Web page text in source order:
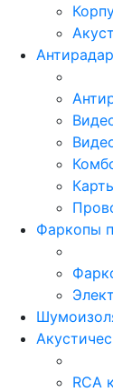
Фаркопы
RCA